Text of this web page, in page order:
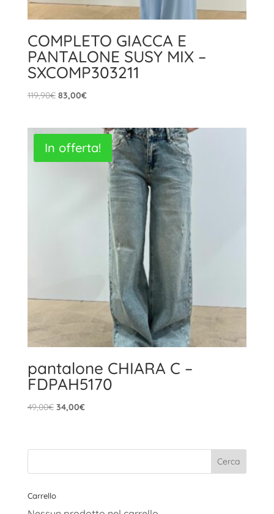
COMPLETO GIACCA E
PANTALONE SUSY MIX –
SXCOMP303211
119,90€ Il
era:
119,90€.
83,00€Il
è:
83,00€.
In offerta!
pantalone CHIARA C –
FDPAH5170
49,00€ Il
era:
34,00€Il
è:
Carrello